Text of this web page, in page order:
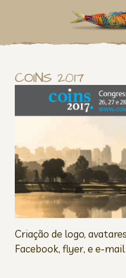
COINS 2017
Criação de logo,
Facebook, flyer, e e-